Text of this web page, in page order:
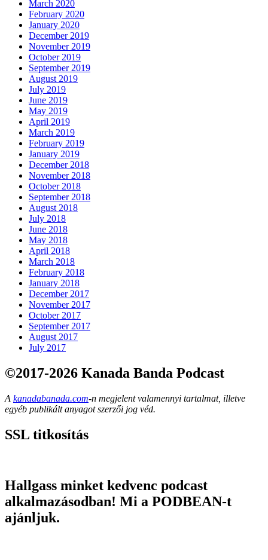
March 2020
February 2020
January 2020
December 2019
November 2019
October 2019
September 2019
August 2019
July 2019
June 2019
May 2019
April 2019
March 2019
February 2019
January 2019
December 2018
November 2018
October 2018
September 2018
August 2018
July 2018
June 2018
May 2018
April 2018
March 2018
February 2018
January 2018
December 2017
November 2017
October 2017
September 2017
August 2017
July 2017
©2017-2026 Kanada Banda Podcast
A kanadabanada.com-n megjelent valamennyi tartalmat, illetve
egyéb publikált anyagot szerzői jog véd.
SSL titkosítás
Hallgass minket kedvenc podcast
alkalmazásodban! Mi a PODBEAN-t
ajánljuk.